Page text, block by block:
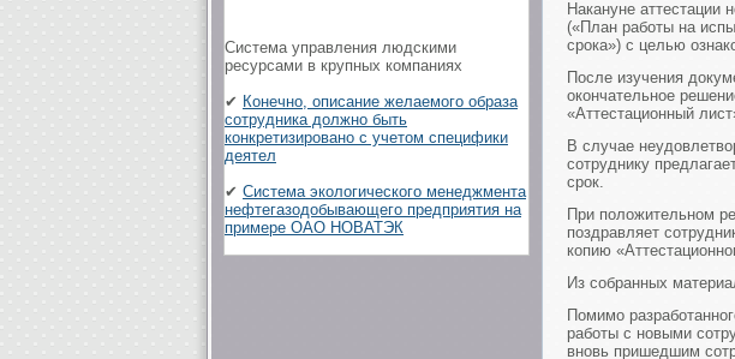
Система управления людскими
ресурсами в крупных компаниях
✔ Конечно, описание желаемого образа
сотрудника должно быть
конкретизировано с учетом специфики
деятел
✔ Система экологического менеджмента
нефтегазодобывающего предприятия на
примере ОАО НОВАТЭК
Накануне аттестации
(«План работы на
срока») с целью
После изучения
окончательное
«Аттестационный
В случае
сотруднику
срок.
При положительном
поздравляет
копию
Из собранных
Помимо
работы с новыми
вновь пришедшим